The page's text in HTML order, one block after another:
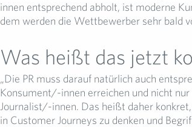
innen entsprechend abholt, ist moderne
dem werden die Wettbewerber sehr bald
Was heißt das jetzt
„Die PR muss darauf natürlich auch
Konsument/-innen erreichen und nicht
Journalist/-innen. Das heißt daher
in Customer Journeys zu denken und